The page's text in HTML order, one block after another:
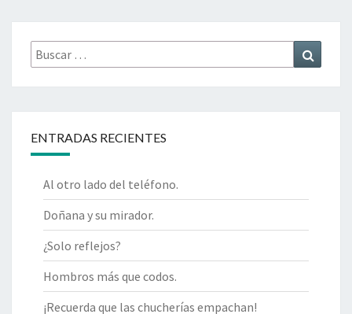
Buscar
por:
ENTRADAS RECIENTES
Al otro lado del teléfono.
Doñana y su mirador.
¿Solo reflejos?
Hombros más que codos.
¡Recuerda que las chucherías empachan!